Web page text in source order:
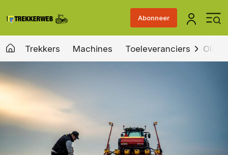
Abonneer
Trekkers Machines Toeleveranciers Old &